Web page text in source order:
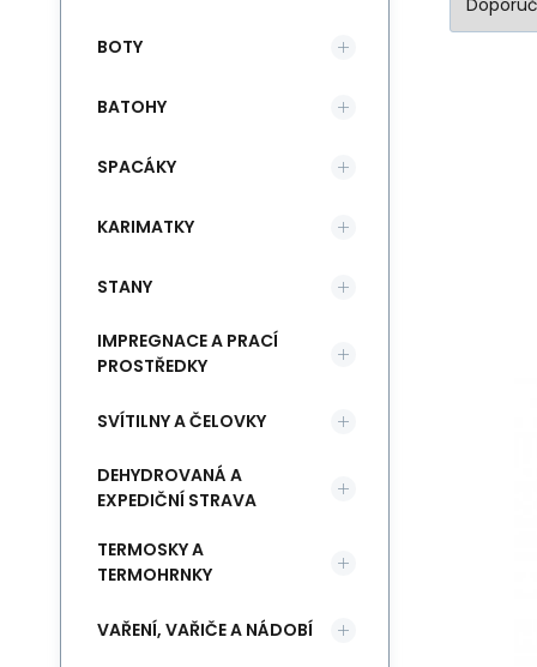
BOTY
BATOHY
SPACÁKY
KARIMATKY
STANY
IMPREGNACE A PRACÍ
PROSTŘEDKY
SVÍTILNY A ČELOVKY
DEHYDROVANÁ A
EXPEDIČNÍ STRAVA
TERMOSKY A
TERMOHRNKY
VAŘENÍ, VAŘIČE A NÁDOBÍ